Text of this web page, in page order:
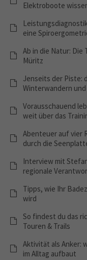
Elektroboote
eine
Ab in die Natur: Die
Müritz
Jenseits der Piste:
Winterwandern
Vorausschauend
weit über das
Abenteuer auf vier
durch die
Interview mit
regionale
Tipps, wie Ihr
wird
So findest du das
Touren & Trails
Aktivität als Anker:
im Alltag aufbaut